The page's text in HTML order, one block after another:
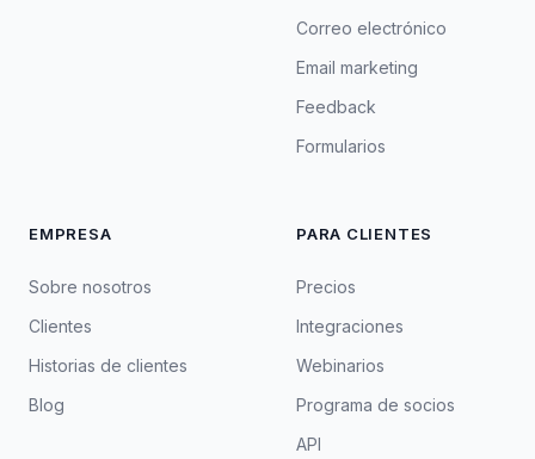
Correo electrónico
Email marketing
Feedback
Formularios
EMPRESA
Sobre nosotros
Clientes
Historias de clientes
Blog
PARA CLIENTES
Precios
Integraciones
Webinarios
Programa de socios
API